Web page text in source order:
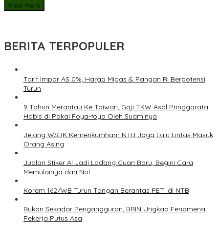
View More
BERITA TERPOPULER
Tarif Impor AS 0%, Harga Migas & Pangan RI Berpotensi
Turun
9 Tahun Merantau Ke Taiwan, Gaji TKW Asal Pringgarata
Habis di Pakai Foya-foya Oleh Suaminya
Jelang WSBK Kemenkumham NTB Jaga Lalu Lintas Masuk
Orang Asing
Jualan Stiker AI Jadi Ladang Cuan Baru, Begini Cara
Memulainya dari Nol
Korem 162/WB Turun Tangan Berantas PETI di NTB
Bukan Sekadar Pengangguran, BRIN Ungkap Fenomena
Pekerja Putus Asa